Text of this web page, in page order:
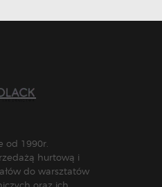
od 1990r.
hurtową i
do warsztatów